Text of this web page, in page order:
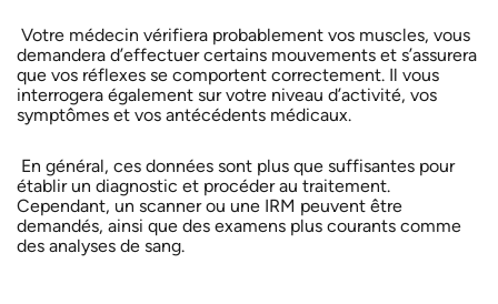
Votre médecin vérifiera probablement vos muscles, vous
demandera d’effectuer certains mouvements et s’assurera
que vos réflexes se comportent correctement. Il vous
interrogera également sur votre niveau d’activité, vos
symptômes et vos antécédents médicaux.
En général, ces données sont plus que suffisantes pour
établir un diagnostic et procéder au traitement.
Cependant, un scanner ou une IRM peuvent être
demandés, ainsi que des examens plus courants comme
des analyses de sang.